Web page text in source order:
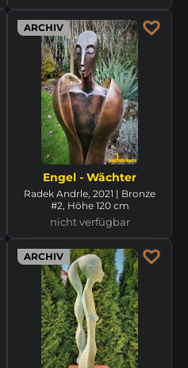
ARCHIV
Engel - Wächter
Radek Andrle, 2021 | Bronze
#2, Höhe 120 cm
nicht verfügbar
ARCHIV